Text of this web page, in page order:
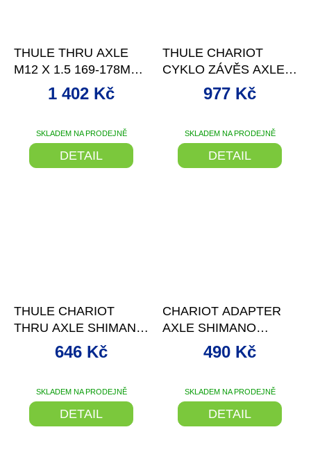
THULE THRU AXLE
M12 X 1.5 169-178MM -
SHIMANO
SKLADEM NA PRODEJNĚ
1 402 Kč
DETAIL
THULE CHARIOT
CYKLO ZÁVĚS AXLE
MOUNT EZHITCH
PLATE S
SKLADEM NA PRODEJNĚ
977 Kč
DETAIL
THULE CHARIOT
THRU AXLE SHIMANO
INTERNAL HUB
ADAPTER
SKLADEM NA PRODEJNĚ
646 Kč
DETAIL
CHARIOT ADAPTER
AXLE SHIMANO
INTERNAL HUB
SKLADEM NA PRODEJNĚ
490 Kč
DETAIL